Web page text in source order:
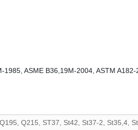
1985, ASME B36,19M-2004, ASTM
Q215, ST37, St42, St37-2, St35,4,